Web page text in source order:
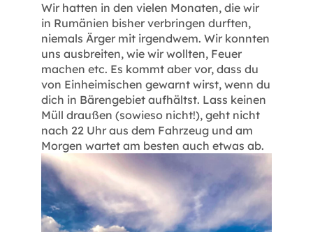
Wir hatten in den vielen Monaten, die wir
in Rumänien bisher verbringen durften,
niemals Ärger mit irgendwem. Wir konnten
uns ausbreiten, wie wir wollten, Feuer
machen etc. Es kommt aber vor, dass du
von Einheimischen gewarnt wirst, wenn du
dich in Bärengebiet aufhältst. Lass keinen
Müll draußen (sowieso nicht!), geht nicht
nach 22 Uhr aus dem Fahrzeug und am
Morgen wartet am besten auch etwas ab.